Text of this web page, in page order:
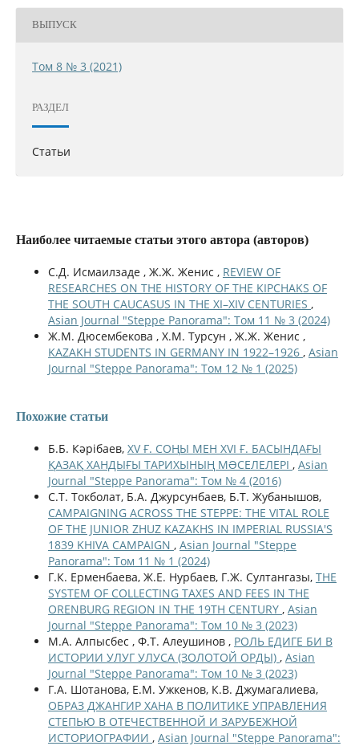
ВЫПУСК
Том 8 № 3 (2021)
РАЗДЕЛ
Статьи
Наиболее читаемые статьи этого автора (авторов)
С.Д. Исмаилзаде , Ж.Ж. Женис , REVIEW OF
RESEARCHES ON THE HISTORY OF THE KIPCHAKS OF
THE SOUTH CAUCASUS IN THE XI–XIV CENTURIES ,
Asian Journal "Steppe Panorama": Том 11 № 3 (2024)
Ж.М. Дюсембекова , Х.М. Турсун , Ж.Ж. Женис ,
KAZAKH STUDENTS IN GERMANY IN 1922–1926 , Asian
Journal "Steppe Panorama": Том 12 № 1 (2025)
Похожие статьи
Б.Б. Кәрібаев, XV Ғ. СОҢЫ МЕН XVI Ғ. БАСЫНДАҒЫ
ҚАЗАҚ ХАНДЫҒЫ ТАРИХЫНЫҢ МƏСЕЛЕЛЕРІ , Asian
Journal "Steppe Panorama": Том № 4 (2016)
С.Т. Токболат, Б.А. Джурсунбаев, Б.Т. Жубанышов,
CAMPAIGNING ACROSS THE STEPPE: THE VITAL ROLE
OF THE JUNIOR ZHUZ KAZAKHS IN IMPERIAL RUSSIA'S
1839 KHIVA CAMPAIGN , Asian Journal "Steppe
Panorama": Том 11 № 1 (2024)
Г.К. Ерменбаева, Ж.Е. Нурбаев, Г.Ж. Султангазы, THE
SYSTEM OF COLLECTING TAXES AND FEES IN THE
ORENBURG REGION IN THE 19TH CENTURY , Asian
Journal "Steppe Panorama": Том 10 № 3 (2023)
М.А. Алпысбес , Ф.Т. Алеушинов , РОЛЬ ЕДИГЕ БИ В
ИСТОРИИ УЛУГ УЛУСА (ЗОЛОТОЙ ОРДЫ) , Asian
Journal "Steppe Panorama": Том 10 № 3 (2023)
Г.А. Шотанова, Е.М. Ужкенов, К.В. Джумагалиева,
ОБРАЗ ДЖАНГИР ХАНА В ПОЛИТИКЕ УПРАВЛЕНИЯ
СТЕПЬЮ В ОТЕЧЕСТВЕННОЙ И ЗАРУБЕЖНОЙ
ИСТОРИОГРАФИИ , Asian Journal "Steppe Panorama":